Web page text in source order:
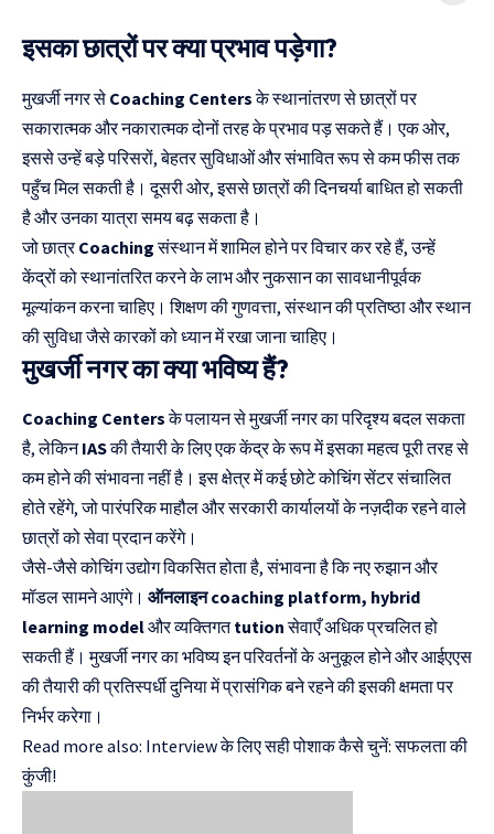
इसका छात्रों पर क्या प्रभाव पड़ेगा?
मुखर्जी नगर से Coaching Centersके स्थानांतरण से छात्रों पर
सकारात्मक और नकारात्मक दोनों तरह के प्रभाव पड़ सकते हैं। एक ओर,
इससे उन्हें बड़े परिसरों, बेहतर सुविधाओं और संभावित रूप से कम फीस तक
पहुँच मिल सकती है। दूसरी ओर, इससे छात्रों की दिनचर्या बाधित हो सकती
है और उनका यात्रा समय बढ़ सकता है।
जो छात्रCoachingसंस्थान में शामिल होने पर विचार कर रहे हैं, उन्हें
केंद्रों को स्थानांतरित करने के लाभ और नुकसान का सावधानीपूर्वक
मूल्यांकन करना चाहिए। शिक्षण की गुणवत्ता, संस्थान की प्रतिष्ठा और स्थान
की सुविधा जैसे कारकों को ध्यान में रखा जाना चाहिए।
मुखर्जी नगर का क्या भविष्य हैं?
Coaching Centersके पलायन से मुखर्जी नगर का परिदृश्य बदल सकता
है, लेकिनIASकी तैयारी के लिए एक केंद्र के रूप में इसका महत्व पूरी तरह से
कम होने की संभावना नहीं है। इस क्षेत्र में कई छोटे कोचिंग सेंटर संचालित
होते रहेंगे, जो पारंपरिक माहौल और सरकारी कार्यालयों के नज़दीक रहने वाले
छात्रों को सेवा प्रदान करेंगे।
जैसे-जैसे कोचिंग उद्योग विकसित होता है, संभावना है कि नए रुझान और
मॉडल सामने आएंगे। ऑनलाइन coaching platform, hybrid
learning modelऔर व्यक्तिगतtutionसेवाएँ अधिक प्रचलित हो
सकती हैं। मुखर्जी नगर का भविष्य इन परिवर्तनों के अनुकूल होने और आईएएस
की तैयारी की प्रतिस्पर्धी दुनिया में प्रासंगिक बने रहने की इसकी क्षमता पर
निर्भर करेगा।
Read more also: Interview के लिए सही पोशाक कैसे चुनें: सफलता की
कुंजी!